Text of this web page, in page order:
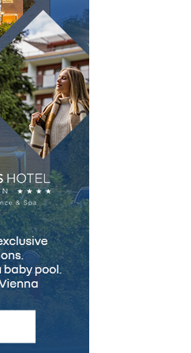
ușor tolerate. Se realizează în
mediu familiar.
clinici cu departament de
acoperit parțial sau
în anumite condiții.
ginecologice cu ecografie
cu competență în
este similar sau ușor mai
infrastructură de
procedura în sine, plus
specifică, așteptare.